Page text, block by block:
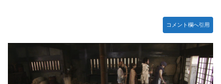
コメント欄へ引用